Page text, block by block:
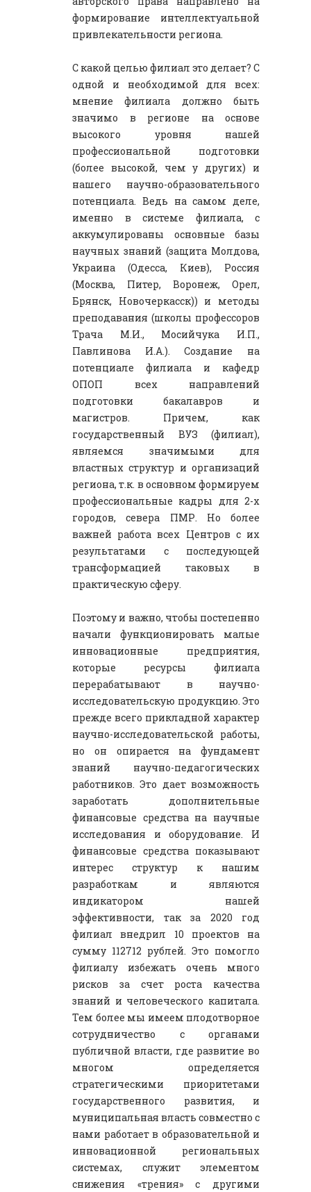
формирование интеллектуальной
привлекательности региона.
С какой целью филиал это делает? С
одной и необходимой для всех:
мнение филиала должно быть
значимо в регионе на основе
высокого уровня нашей
профессиональной подготовки
(более высокой, чем у других) и
нашего научно-образовательного
потенциала. Ведь на самом деле,
именно в системе филиала, с
аккумулированы основные базы
научных знаний (защита Молдова,
Украина (Одесса, Киев), Россия
(Москва, Питер, Воронеж, Орел,
Брянск, Новочеркасск)) и методы
преподавания (школы профессоров
Трача М.И., Мосийчука И.П.,
Павлинова И.А.). Создание на
потенциале филиала и кафедр
ОПОП всех направлений
подготовки бакалавров и
магистров. Причем, как
государственный ВУЗ (филиал),
являемся значимыми для
властных структур и организаций
региона, т.к. в основном формируем
профессиональные кадры для 2-х
городов, севера ПМР. Но более
важней работа всех Центров с их
результатами с последующей
трансформацией таковых в
практическую сферу.
Поэтому и важно, чтобы постепенно
начали функционировать малые
инновационные предприятия,
которые ресурсы филиала
перерабатывают в научно-
исследовательскую продукцию. Это
прежде всего прикладной характер
научно-исследовательской работы,
но он опирается на фундамент
знаний научно-педагогических
работников. Это дает возможность
заработать дополнительные
финансовые средства на научные
исследования и оборудование. И
финансовые средства показывают
интерес структур к нашим
разработкам и являются
индикатором нашей
эффективности, так за 2020 год
филиал внедрил 10 проектов на
сумму 112712 рублей. Это помогло
филиалу избежать очень много
рисков за счет роста качества
знаний и человеческого капитала.
Тем более мы имеем плодотворное
сотрудничество с органами
публичной власти, где развитие во
многом определяется
стратегическими приоритетами
государственного развития, и
муниципальная власть совместно с
нами работает в образовательной и
инновационной региональных
системах, служит элементом
снижения «трения» с другими